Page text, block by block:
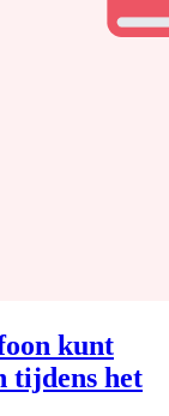
kunt
tijdens het